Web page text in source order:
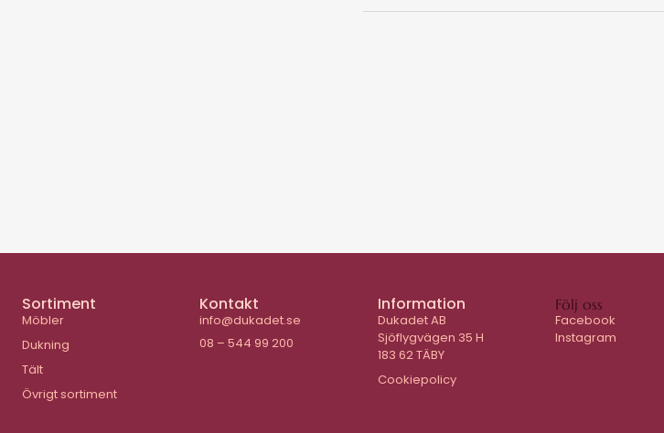
Sortiment
Möbler
Dukning
Tält
Övrigt sortiment
Kontakt
info@dukadet.se
08 – 544 99 200
Information
Dukadet AB
Sjöflygvägen 35 H
183 62 TÄBY
Cookiepolicy
Följ oss
Facebook
Instagram